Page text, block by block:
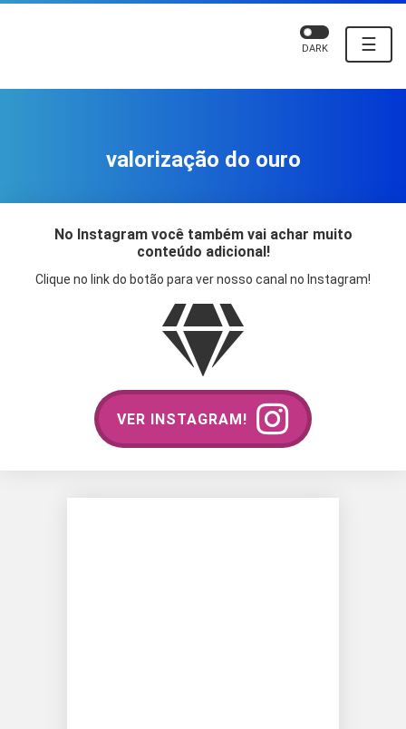
☰
DARK
valorização do ouro
No Instagram você também vai achar muito
conteúdo adicional!
Clique no link do botão para ver nosso canal no Instagram!
VER INSTAGRAM!